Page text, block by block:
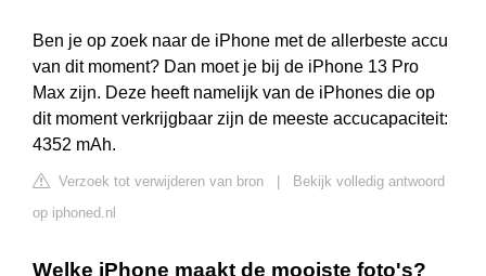
Ben je op zoek naar de iPhone met de allerbeste accu
van dit moment? Dan moet je bij de iPhone 13 Pro
Max zijn. Deze heeft namelijk van de iPhones die op
dit moment verkrijgbaar zijn de meeste accucapaciteit:
4352 mAh.
Verzoek tot verwijderen van bron
Bekijk volledig antwoord
op iphoned.nl
Welke iPhone maakt de mooiste foto's?